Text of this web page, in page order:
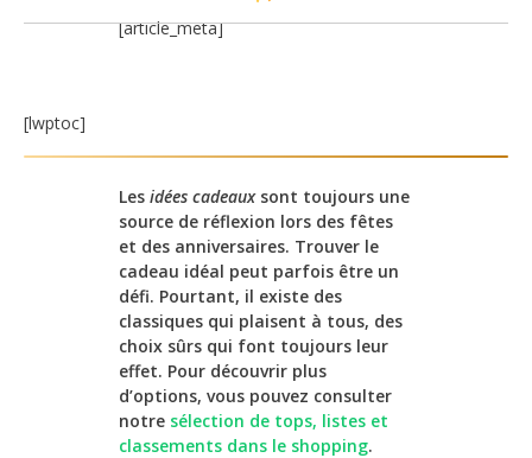
[article_meta]
[lwptoc]
Les idées cadeauxsont toujours une
source de réflexion lors des fêtes
et des anniversaires. Trouver le
cadeau idéal peut parfois être un
défi. Pourtant, il existe des
classiques qui plaisent à tous, des
choix sûrs qui font toujours leur
effet. Pour découvrir plus
d’options, vous pouvez consulter
notre sélection de tops, listes et
classements dans le shopping.